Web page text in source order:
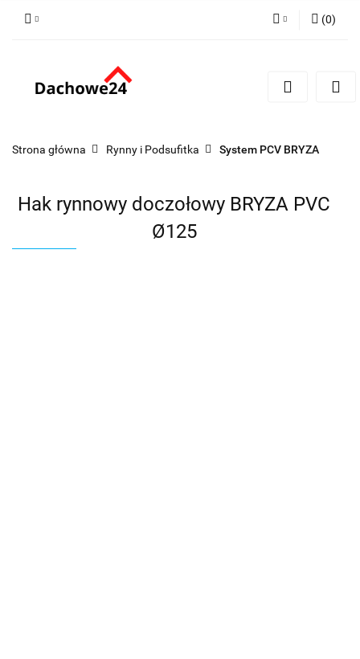
Zarejestruj się
(0)
Strona główna Rynny i Podsufitka System PCV BRYZA
Hak rynnowy doczołowy BRYZA PVC
Ø125